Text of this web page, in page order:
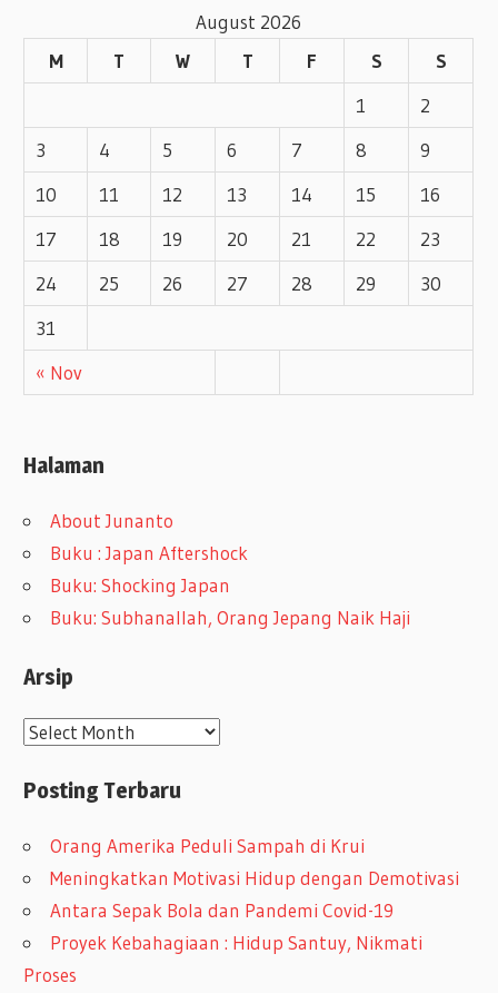
August 2026
M
T W T F S S
« Nov
1
2
3
4 5 6 7 8
9
10
11 12 13 14 15
16
17
18 19 20 21 22
23
24
25 26 27 28 29
30
31
Halaman
About Junanto
Buku : Japan Aftershock
Buku: Shocking Japan
Buku: Subhanallah, Orang Jepang Naik Haji
Arsip
A
s
Posting Terbaru
Orang Amerika Peduli Sampah di Krui
Meningkatkan Motivasi Hidup dengan Demotivasi
Antara Sepak Bola dan Pandemi Covid-19
Proyek Kebahagiaan : Hidup Santuy, Nikmati
Proses